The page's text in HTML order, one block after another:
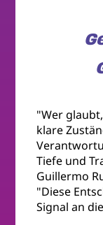
"Wer
klare
Tiefe und
Guillermo
"Diese
Signal an